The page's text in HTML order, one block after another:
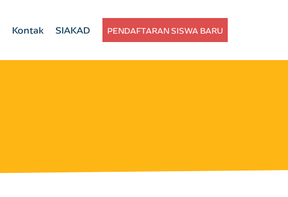
Kontak SIAKAD PENDAFTARAN SISWA BARU